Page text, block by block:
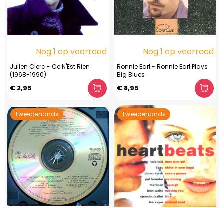
Nog 1 op voorraad
Julien Clerc - Ce N'Est Rien
(1968-1990)
€ 2,95
Nog 1 op voorraad
Ronnie Earl - Ronnie Earl Plays
Big Blues
€ 8,95
Tweedehands Tweedehands